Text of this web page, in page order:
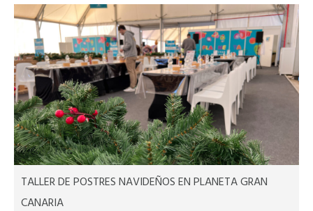
TALLER DE POSTRES NAVIDEÑOS EN PLANETA GRAN
CANARIA